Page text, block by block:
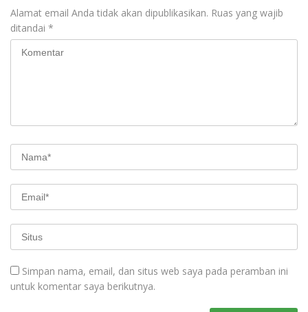
Alamat email Anda tidak akan dipublikasikan. Ruas yang wajib
ditandai *
Simpan nama, email, dan situs web saya pada peramban ini
untuk komentar saya berikutnya.